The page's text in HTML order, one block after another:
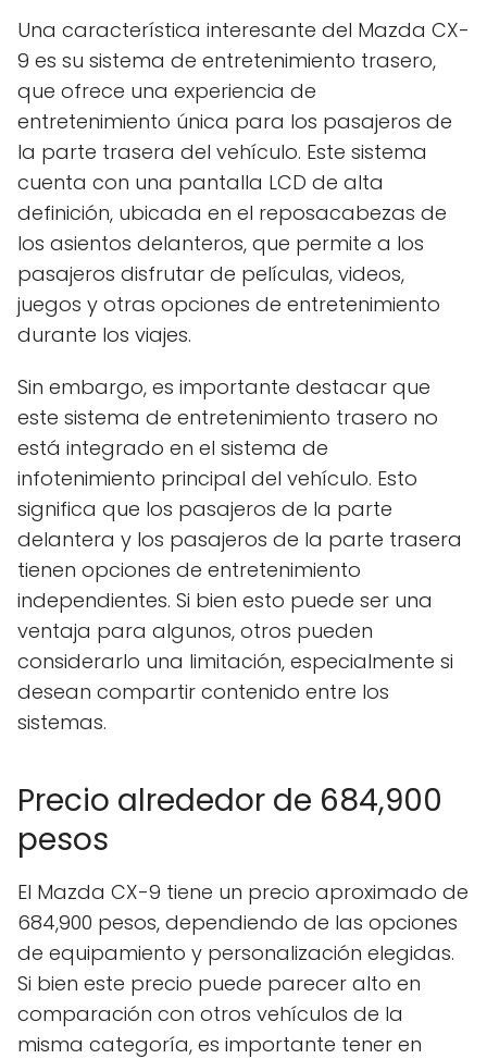
Una característica interesante del Mazda CX-
9 es su sistema de entretenimiento trasero,
que ofrece una experiencia de
entretenimiento única para los pasajeros de
la parte trasera del vehículo. Este sistema
cuenta con una pantalla LCD de alta
definición, ubicada en el reposacabezas de
los asientos delanteros, que permite a los
pasajeros disfrutar de películas, videos,
juegos y otras opciones de entretenimiento
durante los viajes.
Sin embargo, es importante destacar que
este sistema de entretenimiento trasero no
está integrado en el sistema de
infotenimiento principal del vehículo. Esto
significa que los pasajeros de la parte
delantera y los pasajeros de la parte trasera
tienen opciones de entretenimiento
independientes. Si bien esto puede ser una
ventaja para algunos, otros pueden
considerarlo una limitación, especialmente si
desean compartir contenido entre los
sistemas.
Precio alrededor de 684,900
pesos
El Mazda CX-9 tiene un precio aproximado de
684,900 pesos, dependiendo de las opciones
de equipamiento y personalización elegidas.
Si bien este precio puede parecer alto en
comparación con otros vehículos de la
misma categoría, es importante tener en